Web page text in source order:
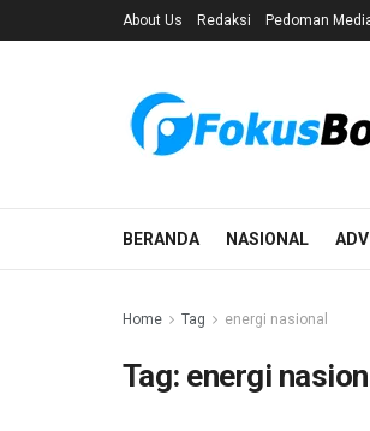
About Us Redaksi Pedoman
BERANDA NASIONAL
Home Tag energi nasional
Tag: energi